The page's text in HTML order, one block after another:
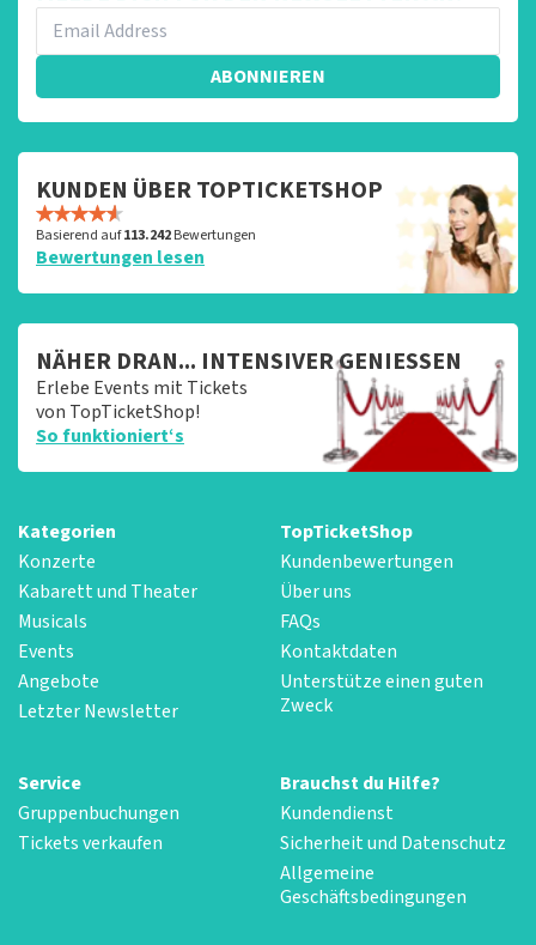
ABONNIEREN
KUNDEN ÜBER TOPTICKETSHOP
Basierend auf113.242Bewertungen
Bewertungen lesen
NÄHER DRAN... INTENSIVER GENIESSEN
Erlebe Events mit Tickets
von TopTicketShop!
So funktioniert‘s
Kategorien
Konzerte
Kabarett und Theater
Musicals
Events
Angebote
Letzter Newsletter
TopTicketShop
Kundenbewertungen
Über uns
FAQs
Kontaktdaten
Unterstütze einen guten
Zweck
Service
Gruppenbuchungen
Tickets verkaufen
Brauchst du Hilfe?
Kundendienst
Sicherheit und Datenschutz
Allgemeine
Geschäftsbedingungen